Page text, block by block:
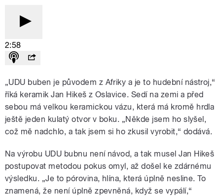
2:58
„UDU buben je původem z Afriky a je to hudební nástroj,“
říká keramik Jan Hikeš z Oslavice. Sedí na zemi a před
sebou má velkou keramickou vázu, která má kromě hrdla
ještě jeden kulatý otvor v boku. „Někde jsem ho slyšel,
což mě nadchlo, a tak jsem si ho zkusil vyrobit,“ dodává.
Na výrobu UDU bubnu není návod, a tak musel Jan Hikeš
postupovat metodou pokus omyl, až došel ke zdárnému
výsledku. „Je to pórovina, hlína, která úplně nesline. To
znamená, že není úplně zpevněná, když se vypálí,“